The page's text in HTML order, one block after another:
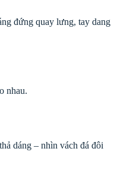
đứng quay lưng, tay dang
nhau.
dáng – nhìn vách đá đôi